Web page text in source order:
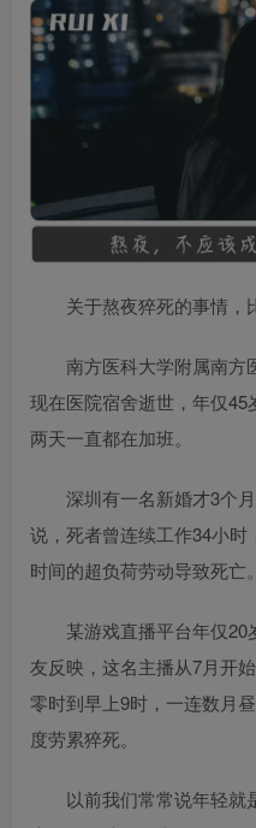
关于熬夜猝死的事情，
南方医科大学附属南方
现在医院宿舍逝世，年仅
两天一直都在加班。
深圳有一名新婚才3个
说，死者曾连续工作34小
时间的超负荷劳动导致死亡。
某游戏直播平台年仅20
友反映，这名主播从7月开
零时到早上9时，一连数月
度劳累猝死。
以前我们常常说年轻就